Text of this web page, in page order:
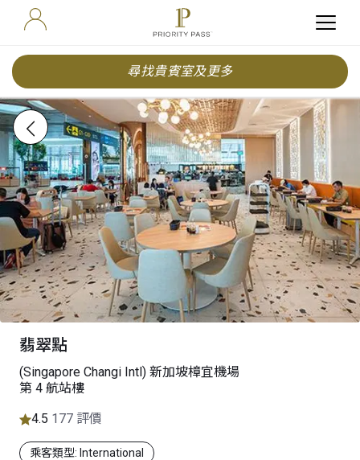
尋找貴賓室及更多
翡翠點
(Singapore Changi Intl) 新加坡樟宜機場
第 4 航站樓
4.5 177 評價
乘客類型: International